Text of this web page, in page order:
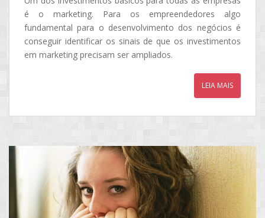
é o marketing. Para os empreendedores algo
fundamental para o desenvolvimento dos negócios é
conseguir identificar os sinais de que os investimentos
em marketing precisam ser ampliados.
LEIA MAIS